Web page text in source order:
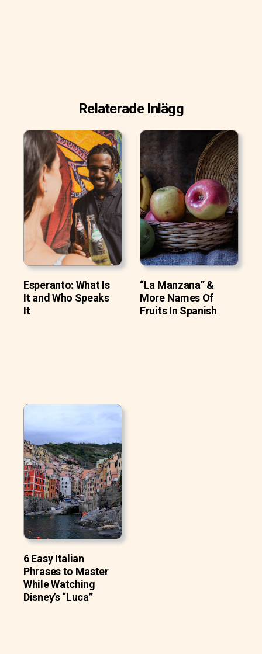
Relaterade Inlägg
Esperanto: What Is
It and Who Speaks
It
“La Manzana” &
More Names Of
Fruits In Spanish
6 Easy Italian
Phrases to Master
While Watching
Disney’s “Luca”